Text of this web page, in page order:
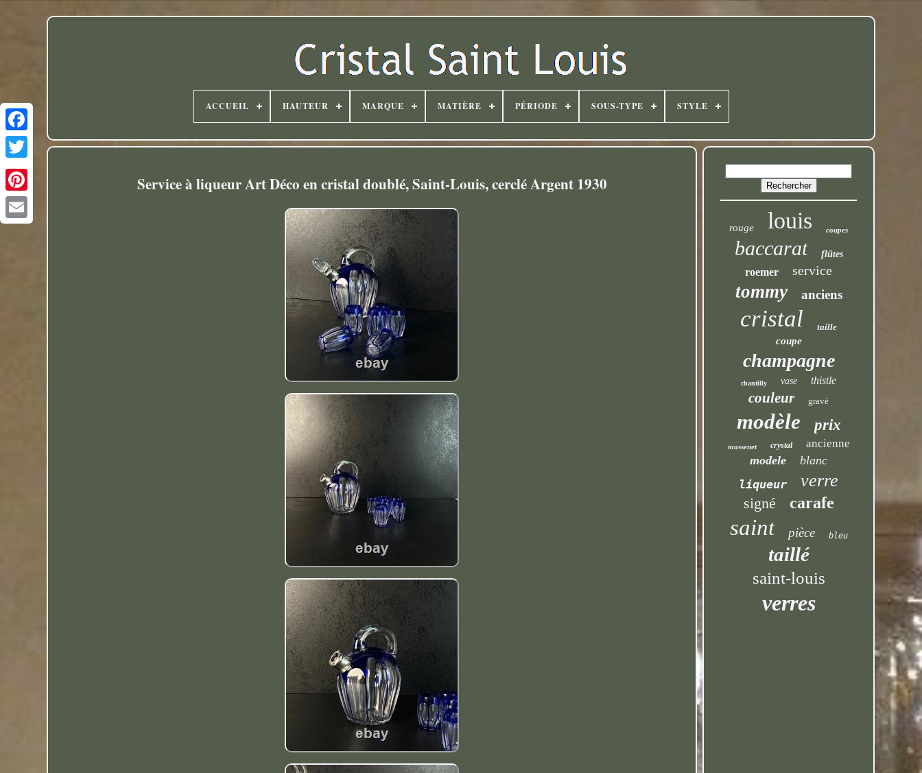
Twitter
ACCUEIL HAUTEUR MARQUE MATIÈRE PÉRIODE SOUS-TYPE STYLE
Service à liqueur Art Déco en cristal doublé, Saint-Louis, cerclé Argent 1930
rouge louis coupes
baccarat flûtes
roemer service
tommy anciens
cristal taille
coupe
champagne
chantilly vase thistle
couleur gravé
modèle prix
massenet crystal ancienne
modele
blanc
liqueur
verre
signé carafe
saint pièce bleu
taillé
saint-louis
verres